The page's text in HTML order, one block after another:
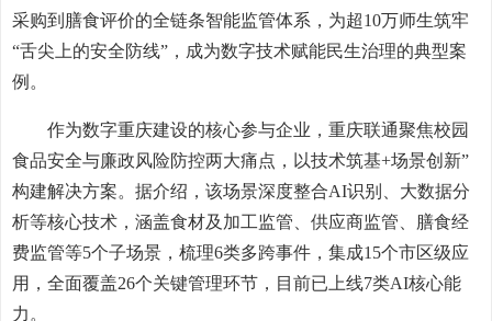
采购到膳食评价的全链条智能监管体系，为超10万师生筑牢
“舌尖上的安全防线”，成为数字技术赋能民生治理的典型案
例。
作为数字重庆建设的核心参与企业，重庆联通聚焦校园
食品安全与廉政风险防控两大痛点，以技术筑基+场景创新”
构建解决方案。据介绍，该场景深度整合AI识别、大数据分
析等核心技术，涵盖食材及加工监管、供应商监管、膳食经
费监管等5个子场景，梳理6类多跨事件，集成15个市区级应
用，全面覆盖26个关键管理环节，目前已上线7类AI核心能
力。